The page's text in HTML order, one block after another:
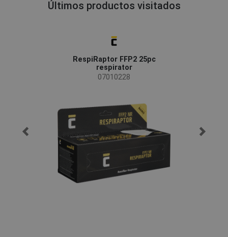
Últimos productos visitados
RespiRaptor FFP2 25pc
respirator
07010228